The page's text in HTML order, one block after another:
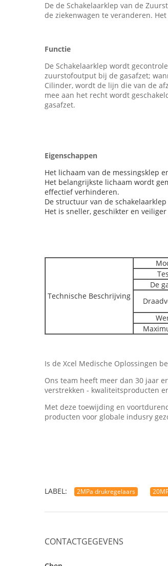
De de Schakelaarklep van de
de ziekenwagen te veranderen.
Functie
De Schakelaarklep wordt
zuurstofoutput bij de gasafzet;
Cilinder, wordt de lijn die van de
mee aan het recht wordt
gasafzet.
Eigenschappen
Het lichaam van de messingsklep
Het belangrijkste lichaam wordt
effectief verhinderen.
De structuur van de
Het is sneller, geschikter en
Technische Beschrijving
De
Is de Xcel Medische Oplossingen
Ons team heeft meer dan 30 jaar
verstrekken - kwaliteitsproducten
Met deze toewijding en
producten voor globale indusry
LABEL: 2MPa drukregelaars
CONTACTGEGEVENS